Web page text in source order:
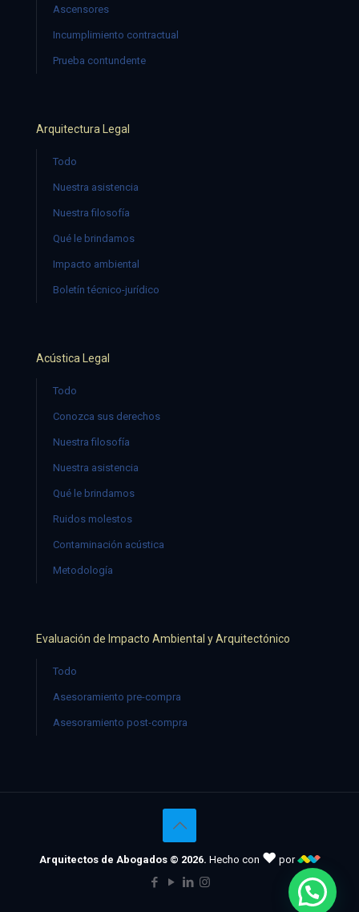
Ascensores
Incumplimiento contractual
Prueba contundente
Arquitectura Legal
Todo
Nuestra asistencia
Nuestra filosofía
Qué le brindamos
Impacto ambiental
Boletín técnico-jurídico
Acústica Legal
Todo
Conozca sus derechos
Nuestra filosofía
Nuestra asistencia
Qué le brindamos
Ruidos molestos
Contaminación acústica
Metodología
Evaluación de Impacto Ambiental y Arquitectónico
Todo
Asesoramiento pre-compra
Asesoramiento post-compra
Arquitectos de Abogados © 2026. Hecho con ♥ por
¿Necesitas ayuda?